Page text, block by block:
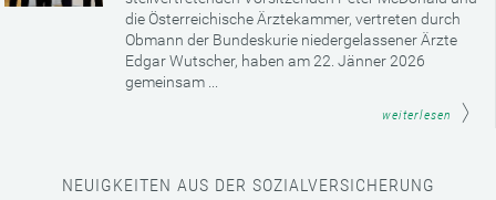
die Österreichische Ärztekammer, vertreten durch
Obmann der Bundeskurie niedergelassener Ärzte
Edgar Wutscher, haben am 22. Jänner 2026
gemeinsam ...
weiterlesen
NEUIGKEITEN AUS DER SOZIALVERSICHERUNG